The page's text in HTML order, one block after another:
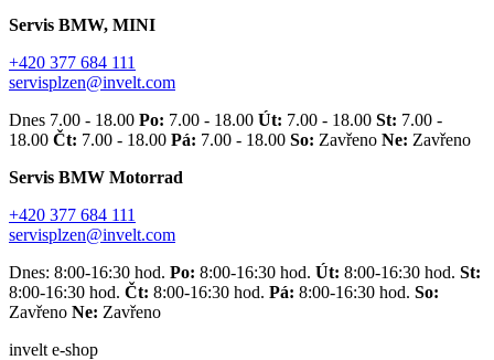
Servis BMW, MINI
+420 377 684 111
servisplzen@invelt.com
Dnes 7.00 - 18.00 Po: 7.00 - 18.00 Út: 7.00 - 18.00 St: 7.00 -
18.00 Čt: 7.00 - 18.00 Pá: 7.00 - 18.00 So: Zavřeno Ne: Zavřeno
Servis BMW Motorrad
+420 377 684 111
servisplzen@invelt.com
Dnes: 8:00-16:30 hod. Po: 8:00-16:30 hod. Út: 8:00-16:30 hod. St:
8:00-16:30 hod. Čt: 8:00-16:30 hod. Pá: 8:00-16:30 hod. So:
Zavřeno Ne: Zavřeno
invelt e-shop